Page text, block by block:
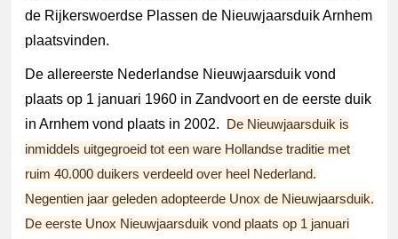
de Rijkerswoerdse Plassen de Nieuwjaarsduik Arnhem
plaatsvinden.
De allereerste Nederlandse Nieuwjaarsduik vond
plaats op 1 januari 1960 in Zandvoort en de eerste duik
in Arnhem vond plaats in 2002. De Nieuwjaarsduik is
inmiddels uitgegroeid tot een ware Hollandse traditie met
ruim 40.000 duikers verdeeld over heel Nederland.
Negentien jaar geleden adopteerde Unox de Nieuwjaarsduik.
De eerste Unox Nieuwjaarsduik vond plaats op 1 januari